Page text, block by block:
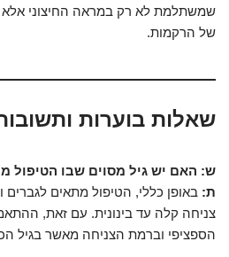
שמשתלמת לא רק במראה החיצוני אלא
של הרקמות.
שאלות בוערות
ש: האם יש גיל מסוים שבו הטיפול
ת:
צניחה קלה עד בינונית. עם זאת,
הספציפי וברמת הצניחה מאשר בגיל